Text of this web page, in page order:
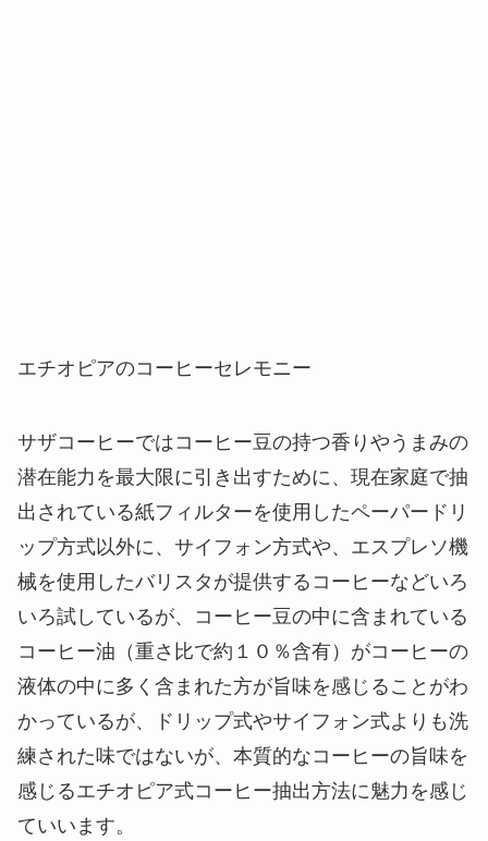
エチオピアのコーヒーセレモニー
サザコーヒーではコーヒー豆の持つ香りやうまみの
潜在能力を最大限に引き出すために、現在家庭で抽
出されている紙フィルターを使用したペーパードリ
ップ方式以外に、サイフォン方式や、エスプレソ機
械を使用したバリスタが提供するコーヒーなどいろ
いろ試しているが、コーヒー豆の中に含まれている
コーヒー油（重さ比で約１０％含有）がコーヒーの
液体の中に多く含まれた方が旨味を感じることがわ
かっているが、ドリップ式やサイフォン式よりも洗
練された味ではないが、本質的なコーヒーの旨味を
感じるエチオピア式コーヒー抽出方法に魅力を感じ
ていいます。